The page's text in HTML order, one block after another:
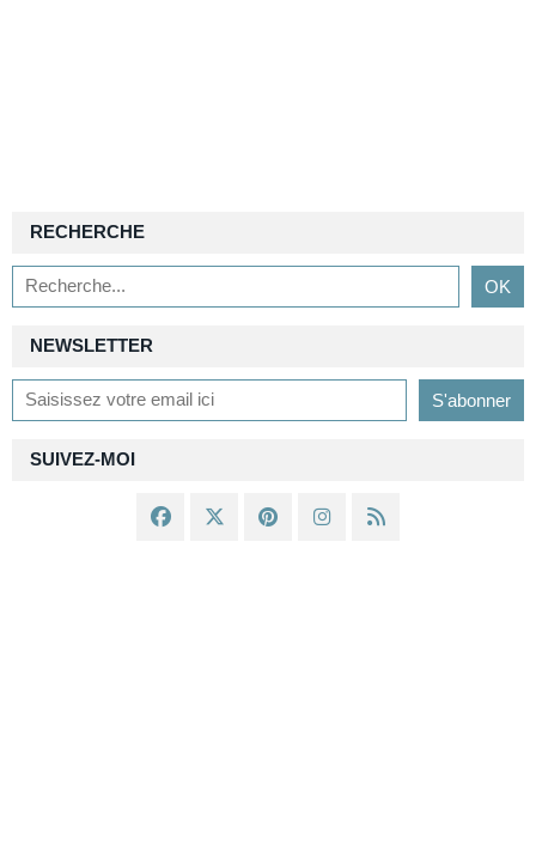
NEWSLETTER
SUIVEZ-MOI
RECHERCHE